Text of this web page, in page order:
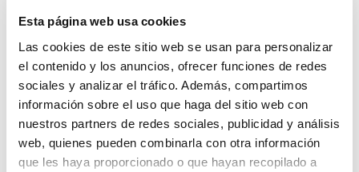
Esta página web usa cookies
Las cookies de este sitio web se usan para personalizar
el contenido y los anuncios, ofrecer funciones de redes
sociales y analizar el tráfico. Además, compartimos
información sobre el uso que haga del sitio web con
nuestros partners de redes sociales, publicidad y análisis
web, quienes pueden combinarla con otra información
que les haya proporcionado o que hayan recopilado a
¿Has olvidado tu contraseña?